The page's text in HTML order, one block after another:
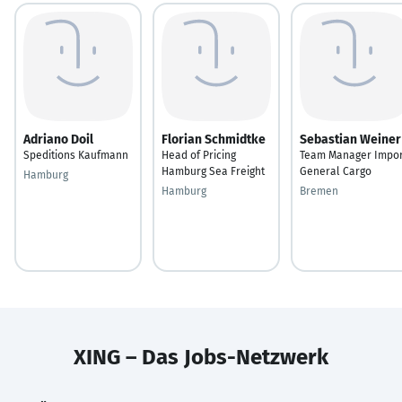
Adriano Doil
Speditions Kaufmann
Hamburg
Florian Schmidtke
Head of Pricing
Hamburg Sea Freight
Hamburg
Sebastian Weiner
Team Manager
General Cargo
Bremen
XING – Das Jobs-Netzwerk